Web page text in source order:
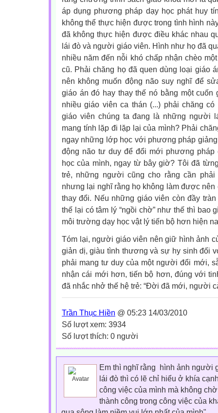
áp dụng phương pháp dạy học phát huy
không thể thực hiện được trong tình hình
đã không thực hiện được điều khác nhau
lái đò và người giáo viên. Hình như họ đã
nhiều năm đến nỗi khó chấp nhận chèo
cũ. Phải chăng họ đã quen dùng loại giáo
nên không muốn động não suy nghĩ để
giáo án đó hay thay thế nó bằng một cuốn
nhiều giáo viên ca thán (...) phải chăng
giáo viên chúng ta đang là những người
mang tính lặp đi lặp lại của mình? Phải
ngay những lớp học với phương pháp
động não tư duy để đổi mới phương
học của mình, ngay từ bây giờ? Tôi đã
trẻ, những người cũng cho rằng cần
nhưng lại nghĩ rằng họ không làm được
thay đổi. Nếu những giáo viên còn đầy
thế lại có tâm lý “ngồi chờ” như thế thì bao
môi trường dạy học vật lý tiến bộ hơn hiện
Tóm lại, người giáo viên nên giữ hình ảnh
giản dị, giàu tình thương và sự hy sinh đối
phải mang tư duy của một người đổi mới,
nhận cái mới hơn, tiến bộ hơn, đúng với
đã nhắc nhở thế hệ trẻ: “Đời đã mới, người
Trần Thục Hiền @ 05:23 14/03/2010
Số lượt xem: 3934
Số lượt thích: 0 người
Em thì nghĩ rằng hình ảnh
lái đò thì có lẽ chỉ hiểu ở khía
công việc của mình mà không
thành công trong công việc của